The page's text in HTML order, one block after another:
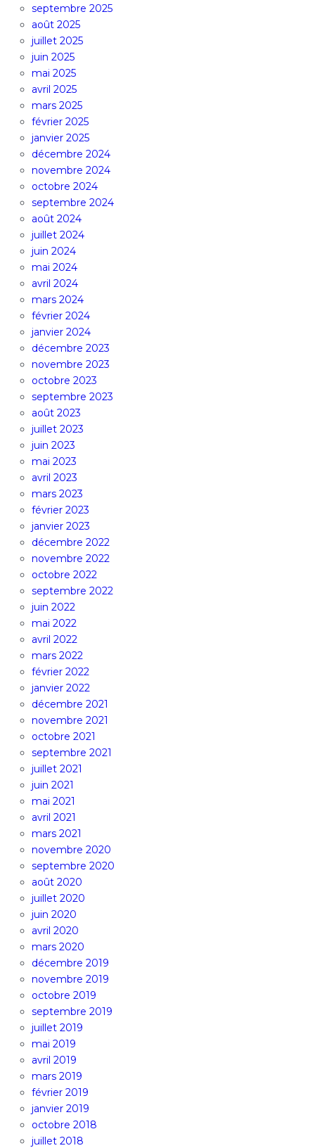
septembre 2025
août 2025
juillet 2025
juin 2025
mai 2025
avril 2025
mars 2025
février 2025
janvier 2025
décembre 2024
novembre 2024
octobre 2024
septembre 2024
août 2024
juillet 2024
juin 2024
mai 2024
avril 2024
mars 2024
février 2024
janvier 2024
décembre 2023
novembre 2023
octobre 2023
septembre 2023
août 2023
juillet 2023
juin 2023
mai 2023
avril 2023
mars 2023
février 2023
janvier 2023
décembre 2022
novembre 2022
octobre 2022
septembre 2022
juin 2022
mai 2022
avril 2022
mars 2022
février 2022
janvier 2022
décembre 2021
novembre 2021
octobre 2021
septembre 2021
juillet 2021
juin 2021
mai 2021
avril 2021
mars 2021
novembre 2020
septembre 2020
août 2020
juillet 2020
juin 2020
avril 2020
mars 2020
décembre 2019
novembre 2019
octobre 2019
septembre 2019
juillet 2019
mai 2019
avril 2019
mars 2019
février 2019
janvier 2019
octobre 2018
juillet 2018